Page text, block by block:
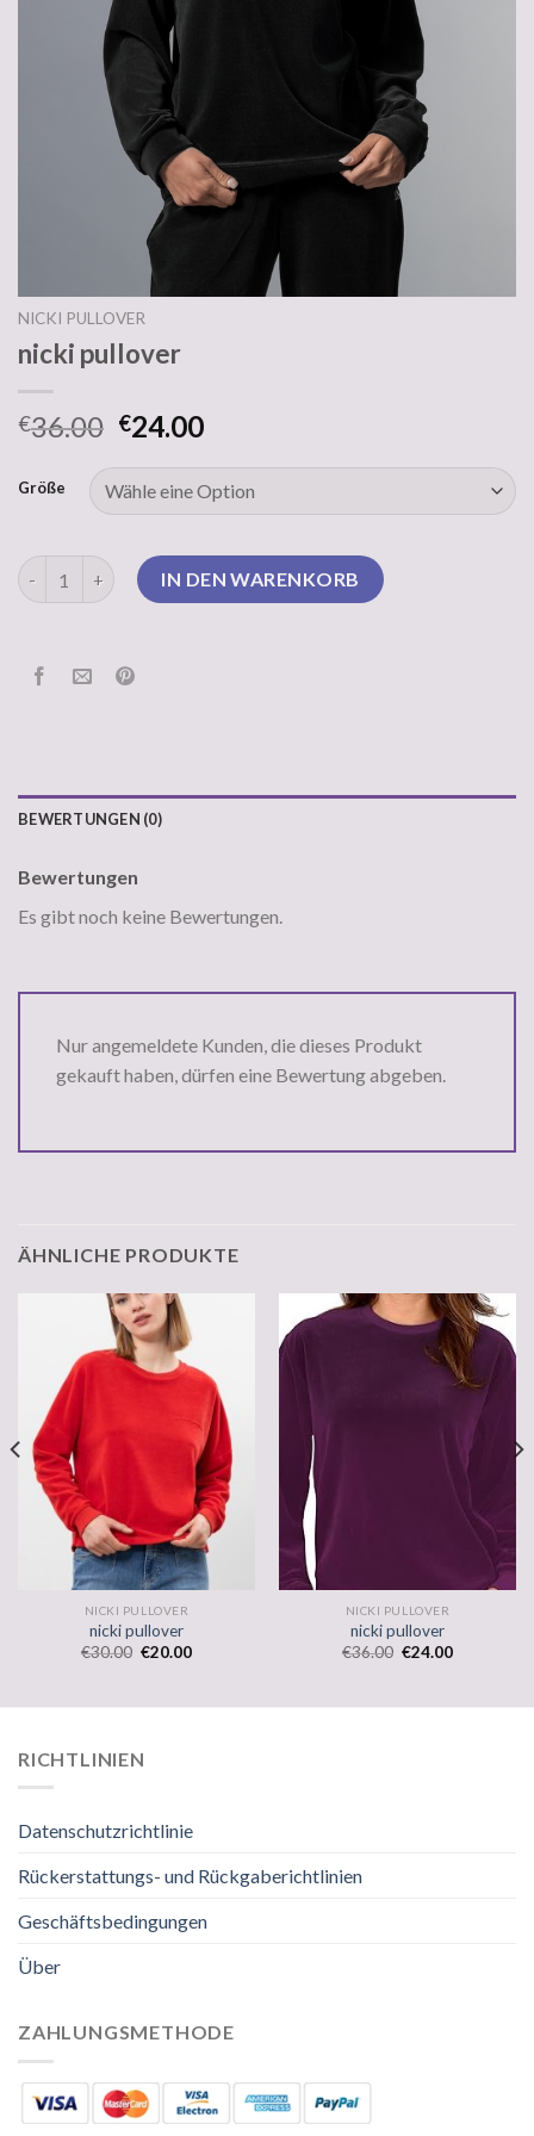
NICKI PULLOVER
nicki pullover
€36.00 €24.00
Größe
nicki pullover MengeIN DEN WARENKORB
BEWERTUNGEN (0)
Bewertungen
Es gibt noch keine Bewertungen.
Nur angemeldete Kunden, die dieses Produkt
gekauft haben, dürfen eine Bewertung abgeben.
ÄHNLICHE PRODUKTE
NICKI PULLOVER
nicki pullover
€30.00 €20.00
NICKI PULLOVER
nicki pullover
€36.00 €24.00
RICHTLINIEN
Datenschutzrichtlinie
Rückerstattungs- und Rückgaberichtlinien
Geschäftsbedingungen
Über
ZAHLUNGSMETHODE